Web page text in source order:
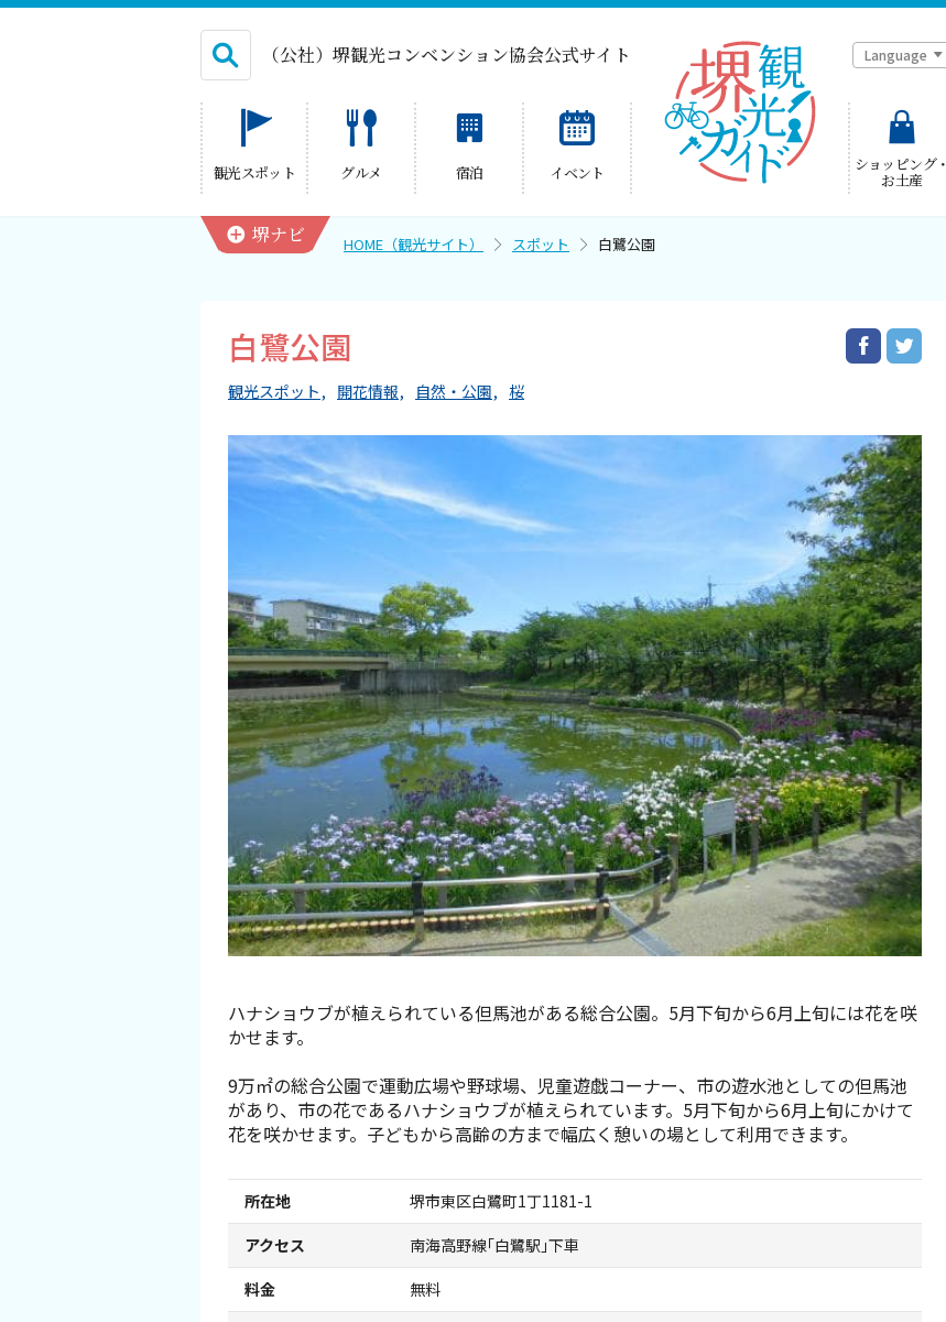
（公社）堺観光コンベンション協会公式サイト Language
観光スポット グルメ 宿泊 イベント ショッピング・
お土産
简体中文
堺ナビ HOME（観光サイト） スポット 白鷺公園
白鷺公園
観光スポット 開花情報 自然・公園 桜
ハナショウブが植えられている但馬池がある総合公園。5月下旬から6月上旬には花を咲
かせます。
9万㎡の総合公園で運動広場や野球場、児童遊戯コーナー、市の遊水池としての但馬池
があり、市の花であるハナショウブが植えられています。5月下旬から6月上旬にかけて
花を咲かせます。子どもから高齢の方まで幅広く憩いの場として利用できます。
所在地
堺市東区白鷺町1丁1181-1
アクセス
南海高野線｢白鷺駅｣下車
料金
無料